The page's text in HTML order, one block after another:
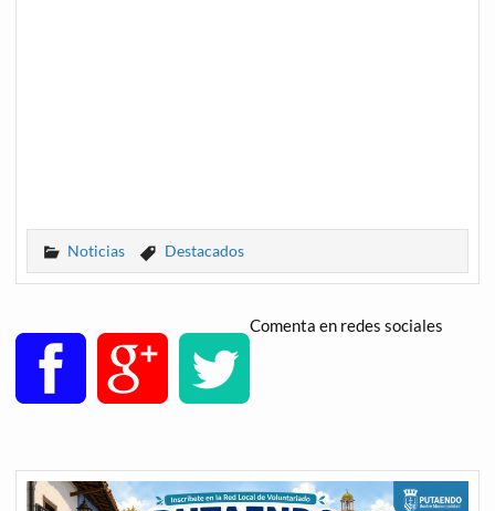
Noticias Destacados
Comenta en redes sociales